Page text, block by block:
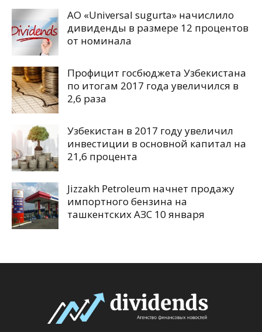
АО «Universal sugurta» начислило
дивиденды в размере 12 процентов
от номинала
Профицит госбюджета Узбекистана
по итогам 2017 года увеличился в
2,6 раза
Узбекистан в 2017 году увеличил
инвестиции в основной капитал на
21,6 процента
Jizzakh Petroleum начнет продажу
импортного бензина на
ташкентских АЗС 10 января